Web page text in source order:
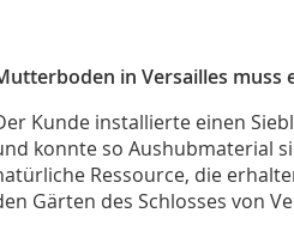
in Versailles muss
Kunde installierte einen
konnte so Aushubmaterial
Ressource, die
Gärten des Schlosses von